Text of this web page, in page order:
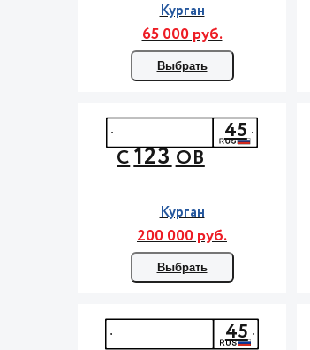
Курган
65 000 руб.
Выбрать
С123ОВ
45
Курган
200 000 руб.
Выбрать
45